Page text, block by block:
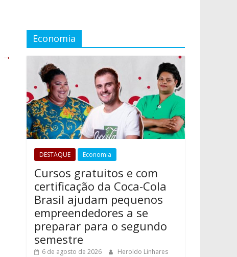
→
Economia
DESTAQUE Economia
Cursos gratuitos e com
certificação da Coca-Cola
Brasil ajudam pequenos
empreendedores a se
preparar para o segundo
semestre
6 de agosto de 2026
Heroldo Linhares